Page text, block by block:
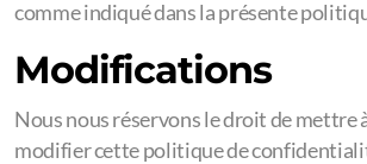
comme indiqué dans la présente
Modifications
Nous nous réservons le droit de mettre
modifier cette politique de